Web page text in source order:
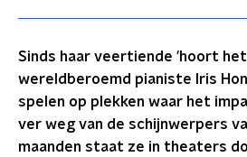
Sinds haar veertiende 'hoort
wereldberoemd pianiste Iris
spelen op plekken waar het
ver weg van de schijnwerpers
maanden staat ze in theaters